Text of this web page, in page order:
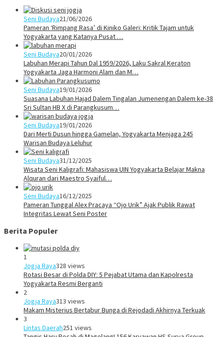
Seni Budaya21/06/2026
Pameran ‘Rimpang Rasa’ di Kiniko Galeri: Kritik Tajam untuk
Yogyakarta yang Katanya Pusat …
Seni Budaya20/01/2026
Labuhan Merapi Tahun Dal 1959/2026, Laku Sakral Keraton
Yogyakarta Jaga Harmoni Alam dan M…
Seni Budaya19/01/2026
Suasana Labuhan Hajad Dalem Tingalan Jumenengan Dalem ke-38
Sri Sultan HB X di Parangkusum…
Seni Budaya19/01/2026
Dari Merti Dusun hingga Gamelan, Yogyakarta Menjaga 245
Warisan Budaya Leluhur
Seni Budaya31/12/2025
Wisata Seni Kaligrafi: Mahasiswa UIN Yogyakarta Belajar Makna
Alquran dari Maestro Syaiful…
Seni Budaya16/12/2025
Pameran Tunggal Alex Pracaya “Ojo Urik” Ajak Publik Rawat
Integritas Lewat Seni Poster
Berita Populer
1
Jogja Raya328 views
Rotasi Besar di Polda DIY: 5 Pejabat Utama dan Kapolresta
Yogyakarta Resmi Berganti
2
Jogja Raya313 views
Makam Misterius Bertabur Bunga di Rejodadi Akhirnya Terkuak
3
Lintas Daerah251 views